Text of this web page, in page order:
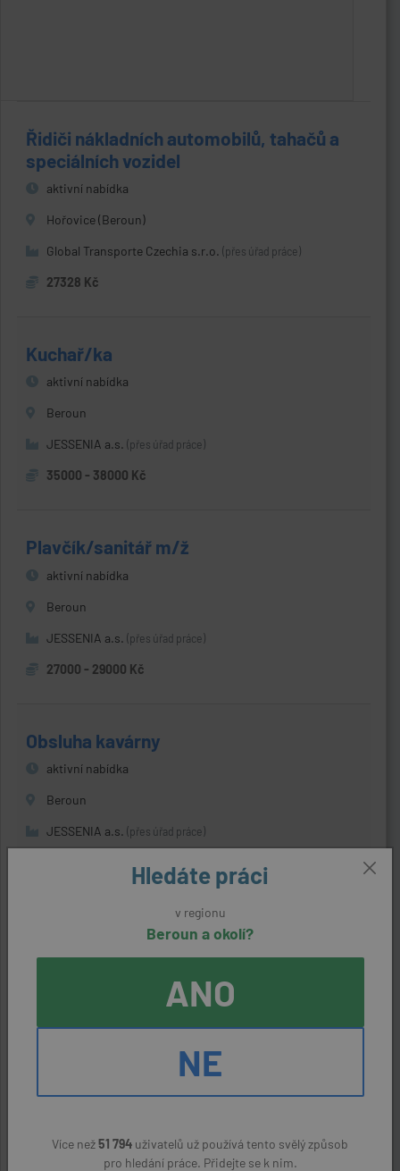
Řidiči nákladních automobilů, tahačů a
speciálních vozidel
aktivní nabídka
Hořovice (Beroun)
Global Transporte Czechia s.r.o. (přes úřad práce)
27328 Kč
Kuchař/ka
aktivní nabídka
Beroun
JESSENIA a.s. (přes úřad práce)
35000 - 38000 Kč
Plavčík/sanitář m/ž
aktivní nabídka
Beroun
JESSENIA a.s. (přes úřad práce)
27000 - 29000 Kč
Obsluha kavárny
aktivní nabídka
Beroun
JESSENIA a.s. (přes úřad práce)
Operátor výroby - linka I
aktivní nabídka
Muramoto Manufacturing Europe s.r.o.(přes úřad práce)
aktivní nabídka
Hledáte práci
v regionu
Beroun a okolí?
ANO
NE
Více než51 794 uživatelů už používá tento svělý způsob
pro hledání práce. Přidejte se k nim.